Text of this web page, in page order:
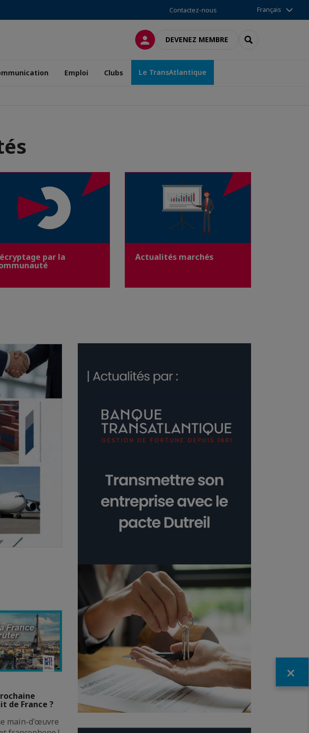
Contactez-nous Français
CONNEXIONDEVENEZ MEMBRE RECHERCHER
Emploi Clubs Le TransAtlantique
par la Actualités marchés
de France ?
main-d'œuvre